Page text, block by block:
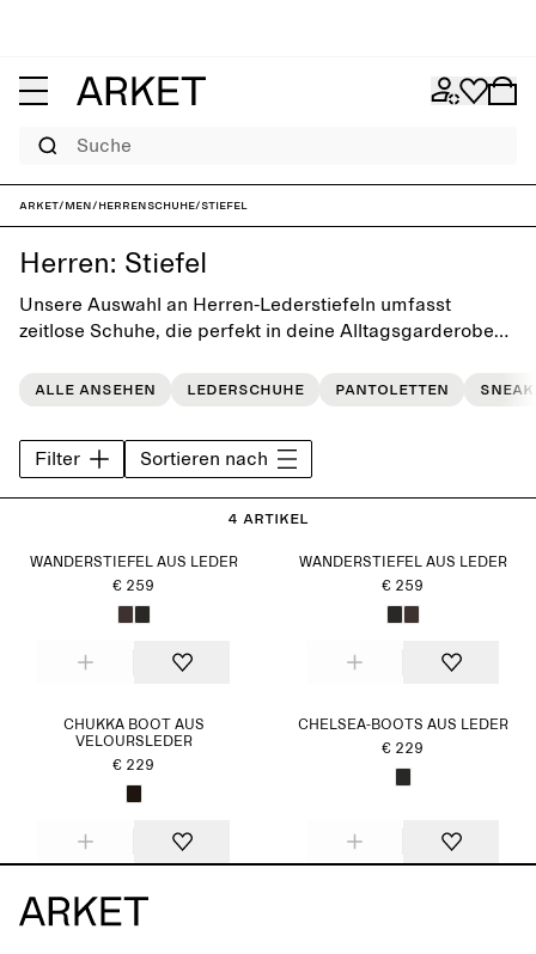
Suche
ARKET/Men/Herrenschuhe/Stiefel
Herren: Stiefel
Unsere Auswahl an Herren-Lederstiefeln umfasst
zeitlose Schuhe, die perfekt in deine Alltagsgarderobe
Alle ansehen
Lederschuhe Pantoletten
Filter Sortieren nach
4 Artikel
WANDERSTIEFEL AUS LEDER
€ 259
WANDERSTIEFEL AUS LEDER
€ 259
CHUKKA BOOT AUS
VELOURSLEDER
€ 229
CHELSEA-BOOTS AUS LEDER
€ 229